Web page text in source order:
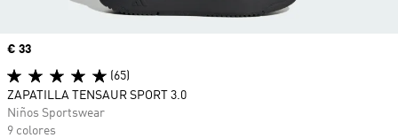
Precio
€ 33
(65)
ZAPATILLA TENSAUR SPORT 3.0
Niños Sportswear
9 colores